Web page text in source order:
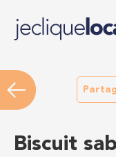
Biscuit